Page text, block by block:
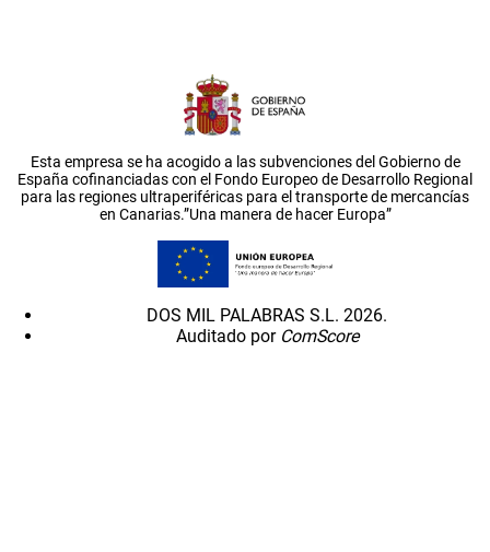
Esta empresa se ha acogido a las subvenciones del Gobierno de
España cofinanciadas con el Fondo Europeo de Desarrollo Regional
para las regiones ultraperiféricas para el transporte de mercancías
en Canarias.”Una manera de hacer Europa”
DOS MIL PALABRAS S.L. 2026.
Auditado por ComScore